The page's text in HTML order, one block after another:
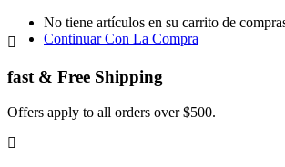
No tiene artículos en su carrito de
Continuar Con La Compra
fast & Free Shipping
Offers apply to all orders over $500.